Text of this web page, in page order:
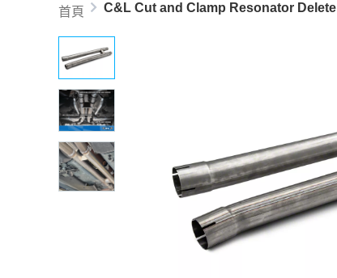
首頁 C&L Cut and Clamp Resonator